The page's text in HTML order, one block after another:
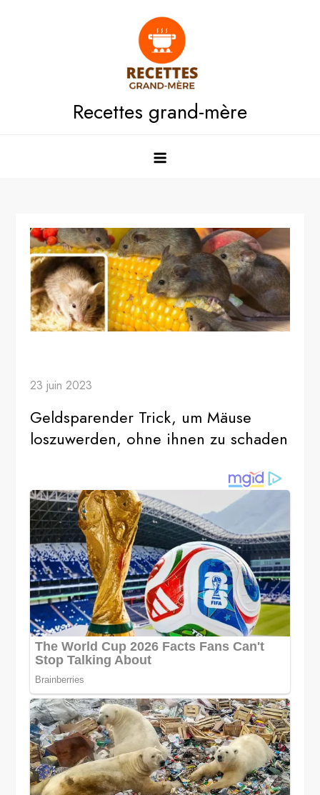
Recettes grand-mère
23 juin 2023
Geldsparender Trick, um Mäuse
loszuwerden, ohne ihnen zu schaden